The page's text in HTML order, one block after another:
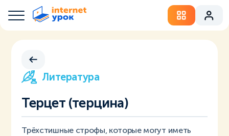
Литература
Терцет (терцина)
Трёхстишные строфы, которые могут иметь